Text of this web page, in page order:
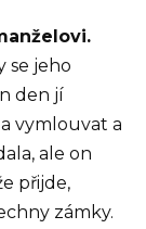
se jeho
den jí
vymlouvat a
ale on
přijde,
zámky.